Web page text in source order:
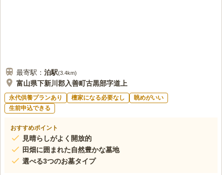
最寄駅： 泊駅(3.4km)
富山県下新川郡入善町古黒部字道上
永代供養プランあり 檀家になる必要なし
眺めがいい
生前申込できる
おすすめポイント
見晴らしがよく開放的
田畑に囲まれた自然豊かな墓地
選べる3つのお墓タイプ